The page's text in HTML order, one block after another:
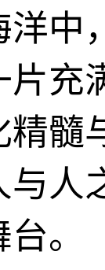
中
片充
髓
与人
。